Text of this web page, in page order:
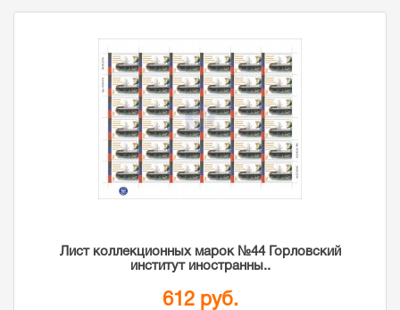
Лист коллекционных марок №44 Горловский
институт иностранны..
612 руб.